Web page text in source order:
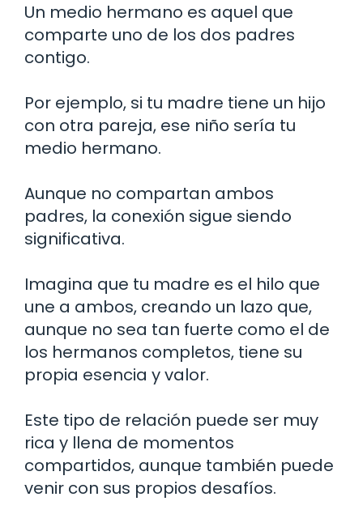
Un medio hermano es aquel que
comparte uno de los dos padres
contigo.
Por ejemplo, si tu madre tiene un hijo
con otra pareja, ese niño sería tu
medio hermano.
Aunque no compartan ambos
padres, la conexión sigue siendo
significativa.
Imagina que tu madre es el hilo que
une a ambos, creando un lazo que,
aunque no sea tan fuerte como el de
los hermanos completos, tiene su
propia esencia y valor.
Este tipo de relación puede ser muy
rica y llena de momentos
compartidos, aunque también puede
venir con sus propios desafíos.